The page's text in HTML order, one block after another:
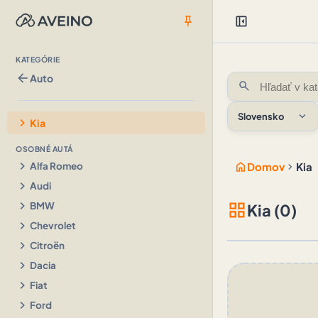
push_pin
KATEGÓRIE
arrow_backAuto
chevron_right Kia
OSOBNÉ AUTÁ
chevron_right Alfa Romeo
chevron_right Audi
chevron_right BMW
chevron_right Chevrolet
chevron_right Citroën
chevron_right Dacia
chevron_right Fiat
chevron_right Ford
left_panel_close
search
Slovensko expand_more
home Domov chevron_right Kia
grid_viewKia (0)